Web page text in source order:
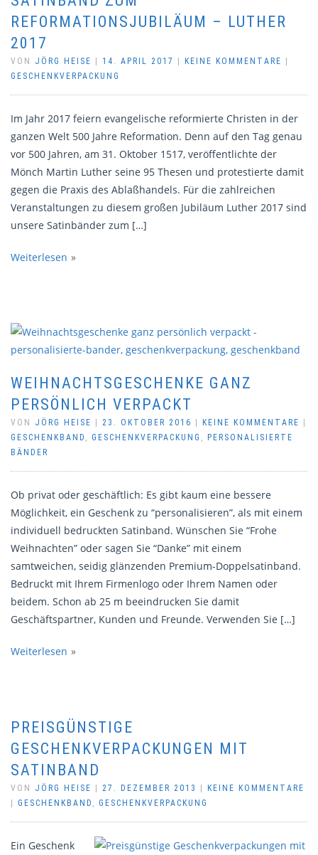
REFORMATIONSJUBILÄUM – LUTHER
2017
VON JÖRG HEISE | 14. APRIL 2017 | KEINE KOMMENTARE |
GESCHENKVERPACKUNG
Im Jahr 2017 feiern evangelische reformierte Christen in der
ganzen Welt 500 Jahre Reformation. Denn auf den Tag genau
vor 500 Jahren, am 31. Oktober 1517, veröffentlichte der
Mönch Martin Luther seine 95 Thesen und protestierte damit
gegen die Praxis des Ablaßhandels. Für die zahlreichen
Veranstaltungen zu diesem großen Jubiläum Luther 2017 sind
unsere Satinbänder zum […]
Weiterlesen
WEIHNACHTSGESCHENKE GANZ
PERSÖNLICH VERPACKT
VON JÖRG HEISE | 23. OKTOBER 2016 | KEINE KOMMENTARE |
GESCHENKBAND
GESCHENKVERPACKUNG
PERSONALISIERTE
BÄNDER
Ob privat oder geschäftlich: Es gibt kaum eine bessere
Möglichkeit, ein Geschenk zu “personalisieren”, als mit einem
individuell bedruckten Satinband. Wünschen Sie “Frohe
Weihnachten” oder sagen Sie “Danke” mit einem
samtweichen, seidig glänzenden Premium-Doppelsatinband.
Bedruckt mit Ihrem Firmenlogo oder Ihrem Namen oder
beidem. Schon ab 25 m beeindrucken Sie damit
Geschäftspartner, Kunden und Freunde. Verwenden Sie […]
Weiterlesen
PREISGÜNSTIGE
GESCHENKVERPACKUNGEN MIT
SATINBAND
VON JÖRG HEISE | 27. DEZEMBER 2013 | KEINE KOMMENTARE
| GESCHENKBAND GESCHENKVERPACKUNG
Ein Geschenk